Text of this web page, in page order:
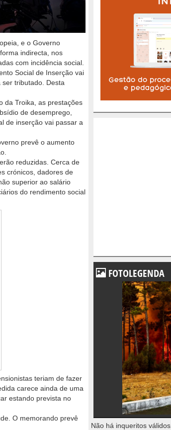
e o Governo
indirecta, nos
com incidência social.
Social de Inserção vai
tributado. Desta
da Troika, as prestações
de desemprego,
de inserção vai passar a
prevê o aumento
reduzidas. Cerca de
crónicos, dadores de
superior ao salário
do rendimento social
teriam de fazer
carece ainda de uma
estando prevista no
O memorando prevê
FOTOLEGENDA
Não há inqueritos válidos.